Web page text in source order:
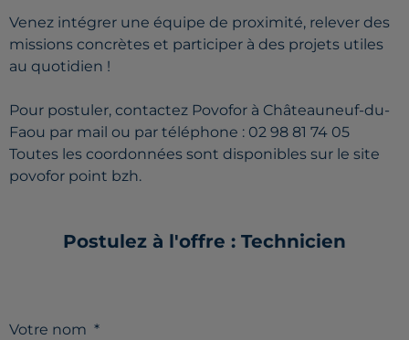
Venez intégrer une équipe de proximité, relever des
missions concrètes et participer à des projets utiles
au quotidien !
Pour postuler, contactez Povofor à Châteauneuf-du-
Faou par mail ou par téléphone : 02 98 81 74 05
Toutes les coordonnées sont disponibles sur le site
povofor point bzh.
Postulez à l'offre : Technicien
Votre nom *